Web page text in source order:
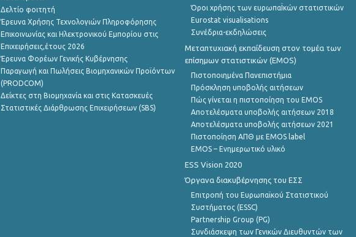
Δελτίο φοιτητή
Έρευνα Χρήσης Τεχνολογιών Πληροφόρησης
Επικοινωνίας και Ηλεκτρονικού Εμπορίου στις
Επιχειρήσεις,έτους 2026
Έρευνα Φορέων Γενικής Κυβέρνησης
Παραγωγή και Πωλήσεις Βιομηχανικών Προϊόντων
(PRODCOM)
Δείκτες στη Βιομηχανία και στις Κατασκευές
Στατιστικές Διάρθρωσης Επιχειρήσεων (SBS)
Όροι χρήσης των ευρωπαΪκών στατιστικών
Eurostat visualisations
Συνέδρια-εκδηλώσεις
Μεταπτυχιακή εκπαίδευση στον τομέα των
επίσημων στατιστικών (EMOS)
Πιστοποιημένα Πανεπιστήμια
Πρόσκληση υποβολής αιτήσεων
Πώς γίνεται η πιστοποίηση του EMOS
Αποτελέσματα υποβολής αιτήσεων 2018
Αποτελέσματα υποβολής αιτήσεων 2021
Πιστοποίηση ΑΠΘ με EMOS label
EMOS – Ενημερωτικό υλικό
ESS Vision 2020
Όργανα διακυβέρνησης του ΕΣΣ
Επιτροπή του Ευρωπαϊκού Στατιστικού
Συστήματος (ESSC)
Partnership Group (PG)
Συνδιάσκεψη των Γενικών Διευθυντών των